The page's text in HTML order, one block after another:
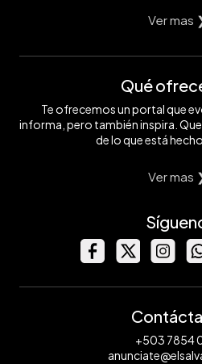
Ver mas
Qué
Te ofrecemos un portal que
informa, pero también inspira.
de lo que está
Ver mas
+503 7854